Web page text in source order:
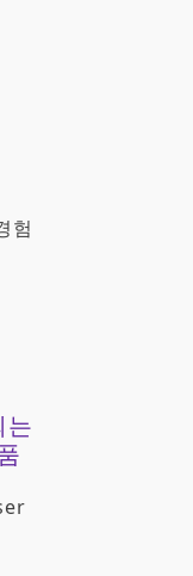
험
는